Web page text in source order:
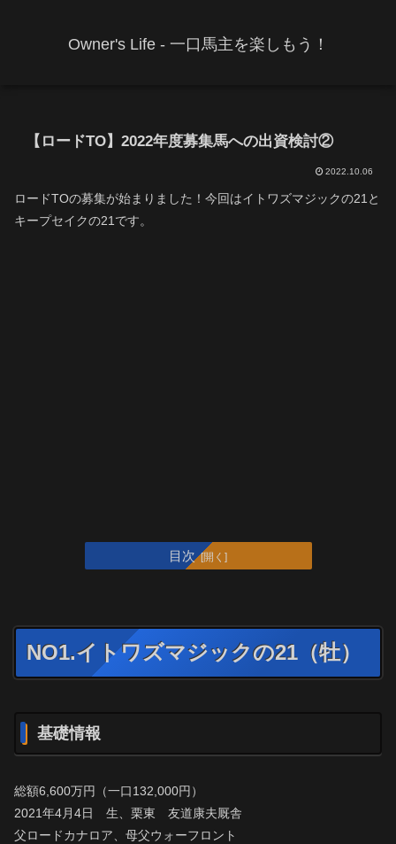
Owner's Life - 一口馬主を楽しもう！
【ロードTO】2022年度募集馬への出資検討②
2022.10.06
ロードTOの募集が始まりました！今回はイトワズマジックの21と
キープセイクの21です。
目次
NO1.イトワズマジックの21（牡）
基礎情報
総額6,600万円（一口132,000円）
2021年4月4日 生、栗東 友道康夫厩舎
父ロードカナロア、母父ウォーフロント